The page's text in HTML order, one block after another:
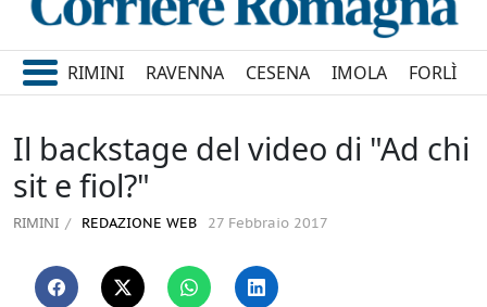
RIMINI RAVENNA CESENA IMOLA FORLÌ
Il backstage del video di "Ad chi
sit e fiol?"
RIMINI REDAZIONE WEB 27 Febbraio 2017